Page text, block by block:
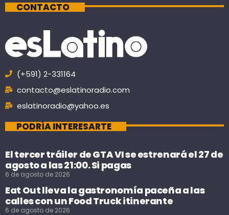
CONTACTO
(+591) 2-331164
contacto@eslatinoradio.com
eslatinoradio@yahoo.es
PODRÍA INTERESARTE
El tercer tráiler de GTA VI se estrenará el 27 de
agosto a las 21:00. Si pagas
6 de agosto de 2026
Eat Out lleva la gastronomía paceña a las
calles con un Food Truck itinerante
6 de agosto de 2026